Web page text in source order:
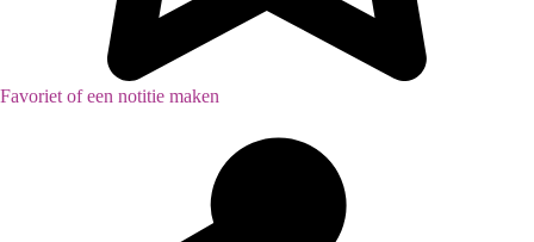
Favoriet of een notitie maken